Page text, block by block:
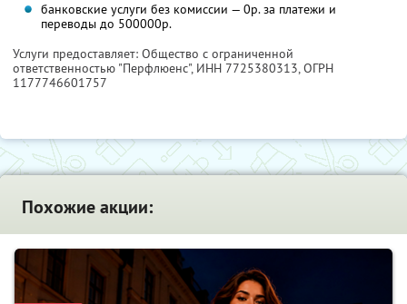
банковские услуги без комиссии — 0р. за платежи и
переводы до 500000р.
Услуги предоставляет: Общество с ограниченной
ответственностью "Перфлюенс", ИНН 7725380313, ОГРН
1177746601757
Похожие акции: